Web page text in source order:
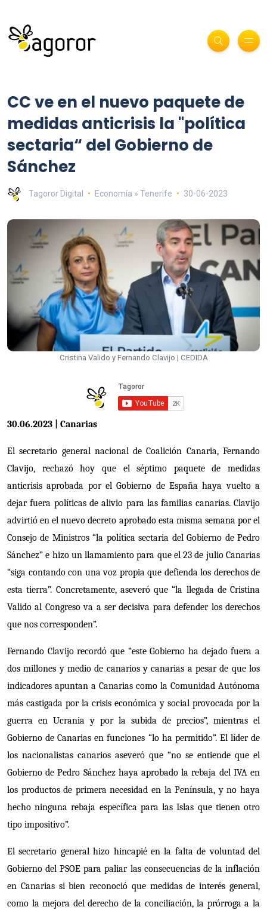
CC ve en el nuevo paquete de
medidas anticrisis la "política
sectaria“ del Gobierno de
Sánchez
Tagoror Digital Economía » Tenerife 30-06-2023
Cristina Valido y Fernando Clavijo | CEDIDA
30.06.2023 | Canarias
El secretario general nacional de Coalición Canaria, Fernando
Clavijo, rechazó hoy que el séptimo paquete de medidas
anticrisis aprobada por el Gobierno de España haya vuelto a
dejar fuera políticas de alivio para las familias canarias. Clavijo
advirtió en el nuevo decreto aprobado esta misma semana por el
Consejo de Ministros “la política sectaria del Gobierno de Pedro
Sánchez” e hizo un llamamiento para que el 23 de julio Canarias
“siga contando con una voz propia que defienda los derechos de
esta tierra”. Concretamente, aseveró que “la llegada de Cristina
Valido al Congreso va a ser decisiva para defender los derechos
que nos corresponden”.
Fernando Clavijo recordó que “este Gobierno ha dejado fuera a
dos millones y medio de canarios y canarias a pesar de que los
indicadores apuntan a Canarias como la Comunidad Autónoma
más castigada por la crisis económica y social provocada por la
guerra en Ucrania y por la subida de precios”, mientras el
Gobierno de Canarias en funciones “lo ha permitido”. El líder de
los nacionalistas canarios aseveró que “no se entiende que el
Gobierno de Pedro Sánchez haya aprobado la rebaja del IVA en
los productos de primera necesidad en la Península, y no haya
hecho ninguna rebaja específica para las Islas que tienen otro
tipo impositivo”.
El secretario general hizo hincapié en la falta de voluntad del
Gobierno del PSOE para paliar las consecuencias de la inflación
en Canarias si bien reconoció que medidas de interés general,
como la mejora del derecho de la conciliación, la prórroga a la